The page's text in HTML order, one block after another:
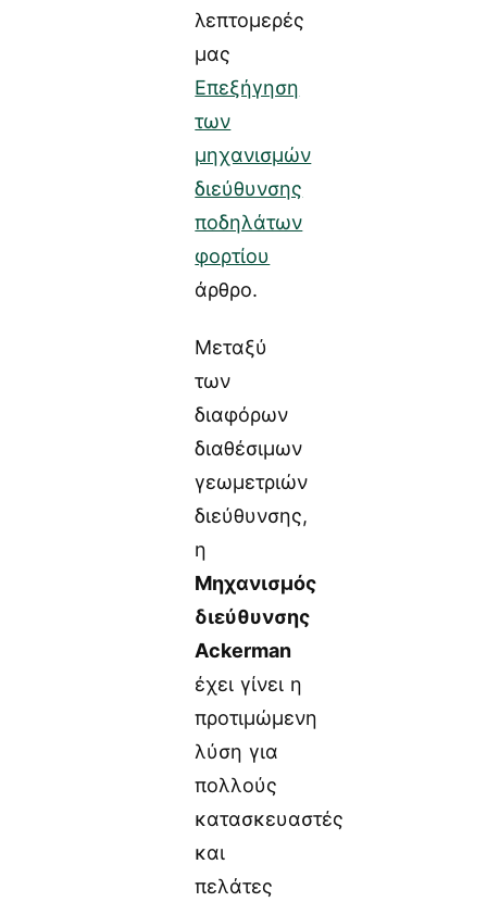
λεπτομερές
μας
Επεξήγηση
των
μηχανισμών
διεύθυνσης
ποδηλάτων
φορτίου
άρθρο.
Μεταξύ
των
διαφόρων
διαθέσιμων
γεωμετριών
διεύθυνσης,
η
Μηχανισμός
διεύθυνσης
Ackerman
έχει γίνει η
προτιμώμενη
λύση για
πολλούς
κατασκευαστές
και
πελάτες